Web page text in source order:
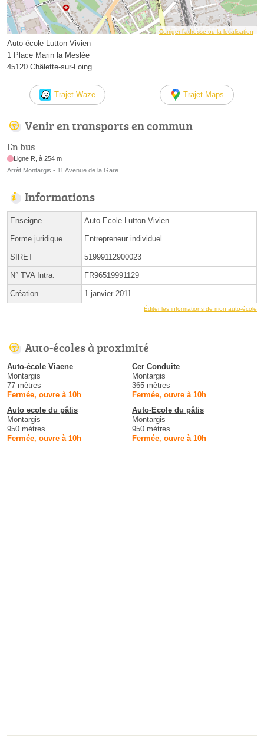
Corriger l’adresse ou la localisation
Auto-école Lutton Vivien
1 Place Marin la Meslée
45120 Châlette-sur-Loing
Trajet Waze Trajet Maps
Venir en transports en commun
En bus
Ligne R, à 254 m
Arrêt Montargis - 11 Avenue de la Gare
Informations
Enseigne Auto-Ecole Lutton Vivien
Forme juridique Entrepreneur individuel
SIRET 51999112900023
N° TVA Intra. FR96519991129
Création 1 janvier 2011
Éditer les informations de mon auto-école
Auto-écoles à proximité
Auto-école Viaene
Montargis
77 mètres
Fermée, ouvre à 10h
Cer Conduite
Montargis
365 mètres
Fermée, ouvre à 10h
Auto ecole du pâtis
Montargis
950 mètres
Fermée, ouvre à 10h
Auto-Ecole du pâtis
Montargis
950 mètres
Fermée, ouvre à 10h